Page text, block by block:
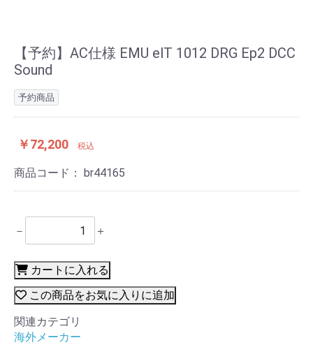
【予約】AC仕様 EMU elT 1012 DRG Ep2 DCC
Sound
予約商品
￥72,200 税込
商品コード： br44165
－ ＋
カートに入れる
この商品をお気に入りに追加
関連カテゴリ
海外メーカー